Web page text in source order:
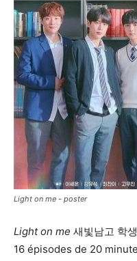
Light on me - poster
Light on me 새빛남고 학
16 épisodes de 20